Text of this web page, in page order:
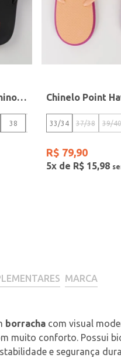
Chinelo Pin Zaxy Feminino PRETO/VERMELHO
38 33/34 37/38 39/40
R$ 79,90
5x de R$ 15,98
MARCA
borracha com visual
muito conforto. Possui
e segurança